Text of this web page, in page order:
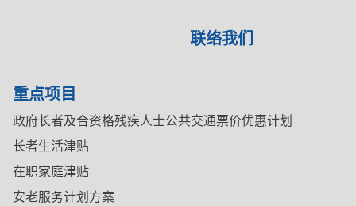
联络我们
重点项目
政府长者及合资格残疾人士公共交通票价优惠计划
长者生活津贴
在职家庭津贴
安老服务计划方案